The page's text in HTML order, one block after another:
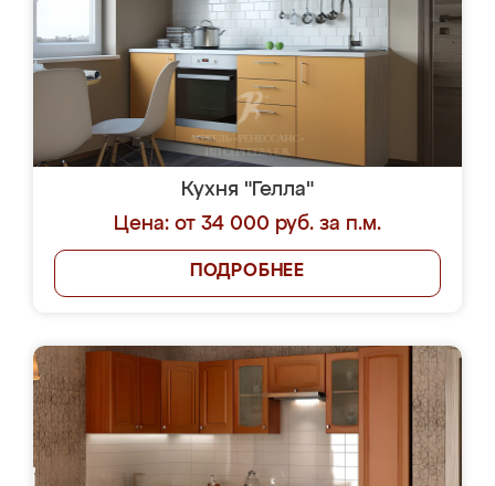
Кухня "Гелла"
Цена: от 34 000 руб. за п.м.
ПОДРОБНЕЕ